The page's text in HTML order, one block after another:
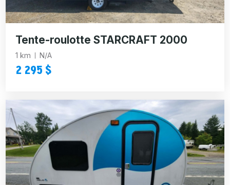
Tente-roulotte STARCRAFT 2000
1 km N/A
2 295 $